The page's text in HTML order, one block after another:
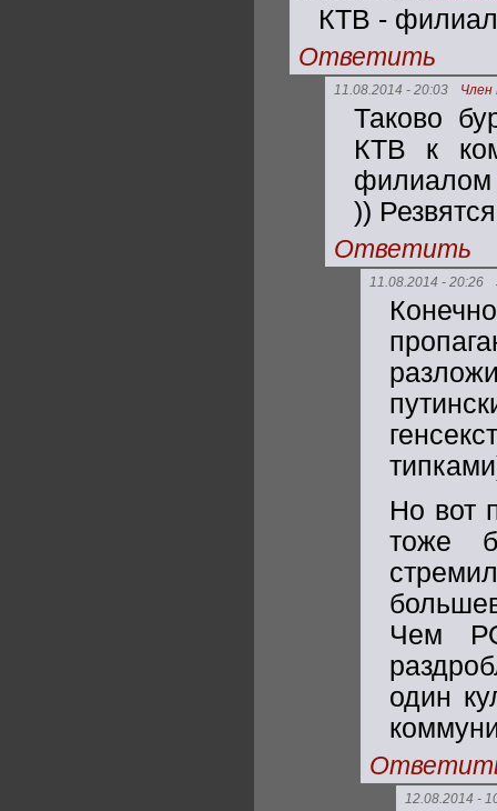
КТВ -
Ответить
11.08.2014 - 20:03 Член
Таково
КТВ к
))
Ответить
11.08.2014 - 20:26
Но вот
тоже
Чем
один
12.08.2014 -